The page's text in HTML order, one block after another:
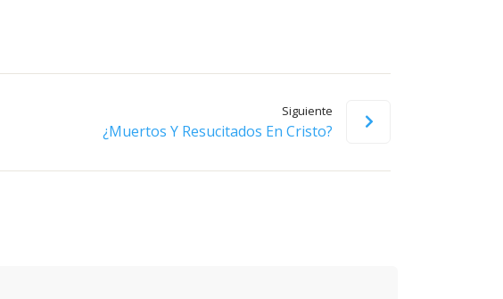
Siguiente
¿Muertos Y Resucitados En Cristo?